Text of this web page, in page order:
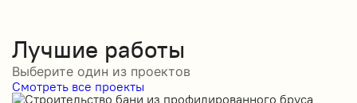
Лучшие работы
Выберите один из проектов
Смотреть все проекты